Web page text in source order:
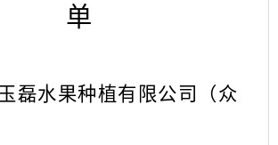
单
磊水果种植有限公司（众